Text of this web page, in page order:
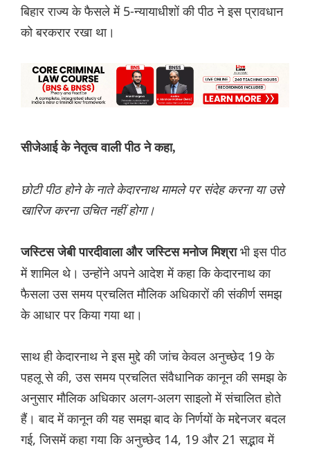
बिहार राज्य के फैसले में 5-न्यायाधीशों की पीठ ने इस प्रावधान
को बरकरार रखा था।
सीजेआई के नेतृत्व वाली पीठ ने कहा,
छोटी पीठ होने के नाते केदारनाथ मामले पर संदेह करना या उसे
खारिज करना उचित नहीं होगा।
जस्टिस जेबी पारदीवाला और जस्टिस मनोज मिश्रा भी इस पीठ
में शामिल थे। उन्होंने अपने आदेश में कहा कि केदारनाथ का
फैसला उस समय प्रचलित मौलिक अधिकारों की संकीर्ण समझ
के आधार पर किया गया था।
साथ ही केदारनाथ ने इस मुद्दे की जांच केवल अनुच्छेद 19 के
पहलू से की, उस समय प्रचलित संवैधानिक कानून की समझ के
अनुसार मौलिक अधिकार अलग-अलग साइलो में संचालित होते
हैं। बाद में कानून की यह समझ बाद के निर्णयों के मद्देनजर बदल
गई, जिसमें कहा गया कि अनुच्छेद 14, 19 और 21 सद्भाव में